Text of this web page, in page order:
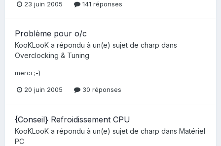
23 juin 2005 141 réponses
Problème pour o/c
KooKLooK a répondu à un(e) sujet de charp dans
Overclocking & Tuning
merci ;-)
20 juin 2005 30 réponses
{Conseil} Refroidissement CPU
KooKLooK a répondu à un(e) sujet de charp dans Matériel
PC